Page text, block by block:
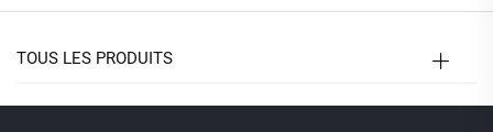
TOUS LES PRODUITS